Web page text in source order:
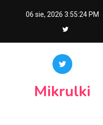
06 sie, 2026 3:55:25 PM
Mikrulki